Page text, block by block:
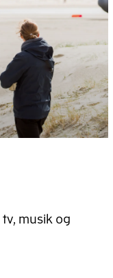
musik og